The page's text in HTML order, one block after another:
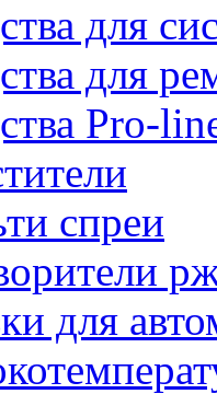
для
для
Pro-
спреи
для